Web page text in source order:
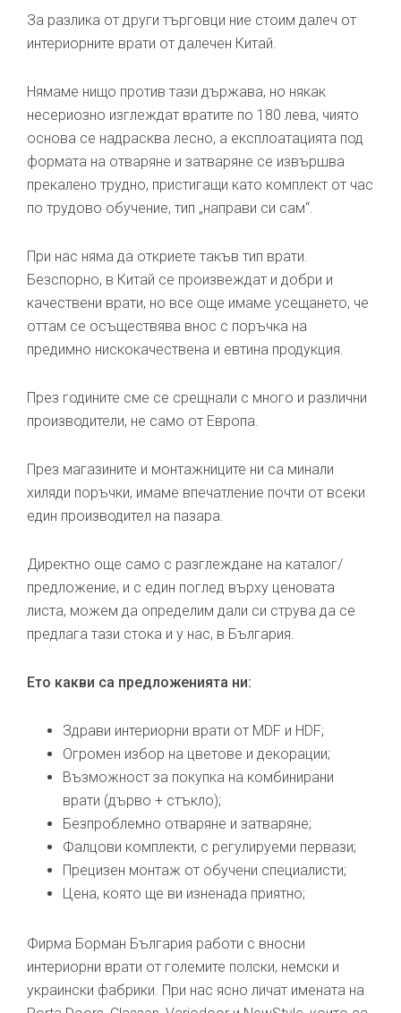
За разлика от други търговци ние стоим далеч от
интериорните врати от далечен Китай.
Нямаме нищо против тази държава, но някак
несериозно изглеждат вратите по 180 лева, чиято
основа се надрасква лесно, а експлоатацията под
формата на отваряне и затваряне се извършва
прекалено трудно, пристигащи като комплект от час
по трудово обучение, тип „направи си сам“.
При нас няма да откриете такъв тип врати.
Безспорно, в Китай се произвеждат и добри и
качествени врати, но все още имаме усещането, че
оттам се осъществява внос с поръчка на
предимно нискокачествена и евтина продукция.
През годините сме се срещнали с много и различни
производители, не само от Европа.
През магазините и монтажниците ни са минали
хиляди поръчки, имаме впечатление почти от всеки
един производител на пазара.
Директно още само с разглеждане на каталог/
предложение, и с един поглед върху ценовата
листа, можем да определим дали си струва да се
предлага тази стока и у нас, в България.
Ето какви са предложенията ни:
Здрави интериорни врати от MDF и HDF;
Огромен избор на цветове и декорации;
Възможност за покупка на комбинирани
врати (дърво + стъкло);
Безпроблемно отваряне и затваряне;
Фалцови комплекти, с регулируеми первази;
Прецизен монтаж от обучени специалисти;
Цена, която ще ви изненада приятно;
Фирма Борман България работи с вносни
интериорни врати от големите полски, немски и
украински фабрики. При нас ясно личат имената на